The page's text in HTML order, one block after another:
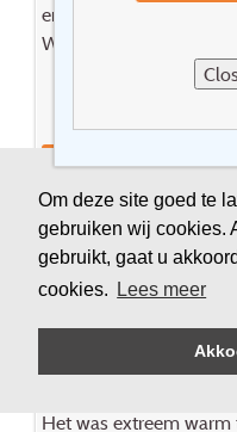
Om deze site goed te
gebruiken wij cookies.
gebruikt, gaat u
cookies.
Lees meer
en Keulen.
Wij gaan zeker terug.
Reageer Boek
Het was extreem